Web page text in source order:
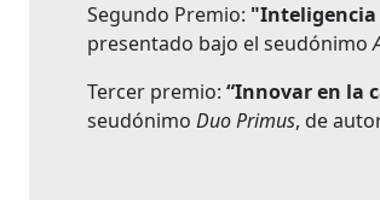
Segundo Premio: "Inteligencia
presentado bajo el seudónimo
Tercer premio: “Innovar en la
seudónimo Duo Primus, de